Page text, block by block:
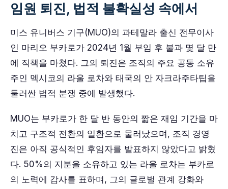
임원 퇴진, 법적 불확실성 속에서
미스 유니버스 기구(MUO)의 과테말라 출신 전무이사
인 마리오 부카로가 2024년 1월 부임 후 불과 몇 달 만
에 직책을 마쳤다. 그의 퇴진은 조직의 주요 공동 소유
주인 멕시코의 라울 로차와 태국의 안 자크라주타팁을
둘러싼 법적 분쟁 중에 발생했다.
MUO는 부카로가 한 달 반 동안의 짧은 재임 기간을 마
치고 구조적 전환의 일환으로 물러났으며, 조직 경영
진은 아직 공식적인 후임자를 발표하지 않았다고 밝혔
다. 50%의 지분을 소유하고 있는 라울 로차는 부카로
의 노력에 감사를 표하며, 그의 글로벌 관계 강화와